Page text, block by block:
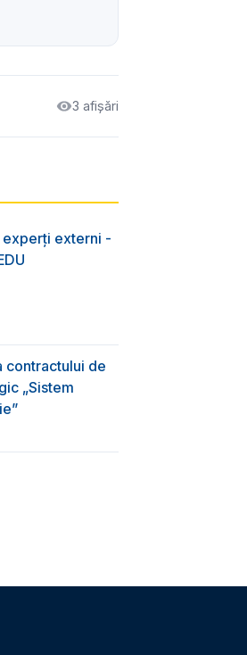
3 afișări
externi -
contractului de
„Sistem